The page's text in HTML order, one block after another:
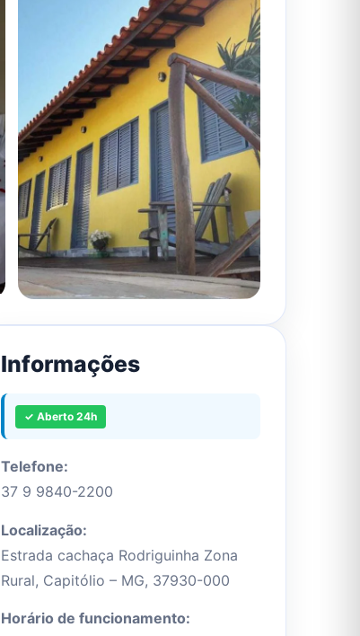
Informações
✓ Aberto 24h
Telefone:
37 9 9840-2200
Localização:
Estrada cachaça Rodriguinha Zona
Rural, Capitólio – MG, 37930-000
Horário de funcionamento: